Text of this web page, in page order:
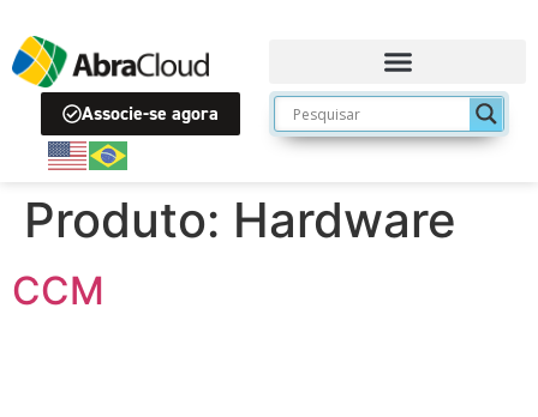
Associe-se agora
Produto: Hardware
CCM